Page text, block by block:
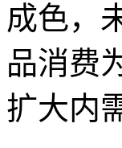
成色，
品消费
扩大内